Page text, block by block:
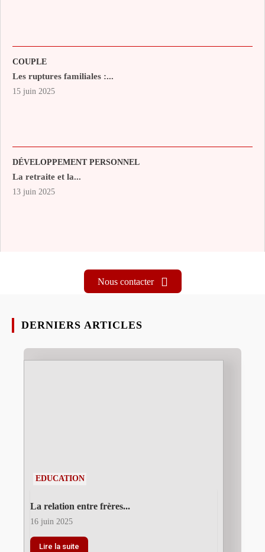
COUPLE
Les ruptures familiales :...
15 juin 2025
DÉVELOPPEMENT PERSONNEL
La retraite et la...
13 juin 2025
Nous contacter
DERNIERS ARTICLES
EDUCATION
La relation entre frères...
16 juin 2025
Lire la suite